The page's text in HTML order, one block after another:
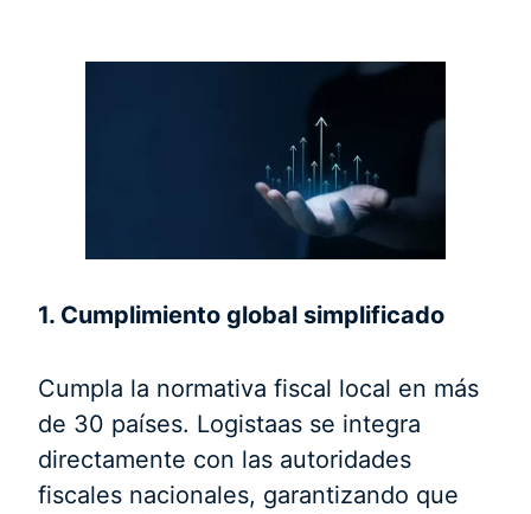
1. Cumplimiento global simplificado
Cumpla la normativa fiscal local en más
de 30 países. Logistaas se integra
directamente con las autoridades
fiscales nacionales, garantizando que